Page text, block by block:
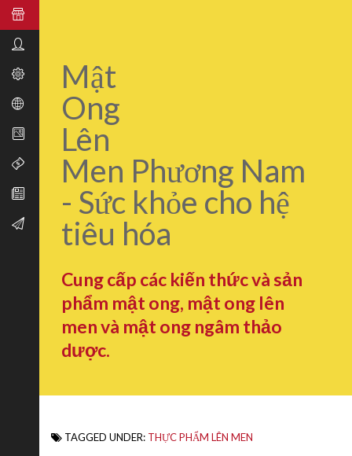
Mật
Ong
Lên
Men Phương Nam
- Sức khỏe cho hệ
tiêu hóa
Cung cấp các kiến thức và sản
phẩm mật ong, mật ong lên
men và mật ong ngâm thảo
dược.
TAGGED UNDER: THỰC PHẨM LÊN MEN